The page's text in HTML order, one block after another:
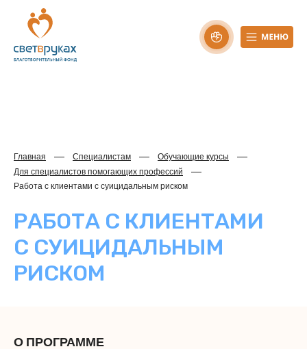
Главная Специалистам
Обучающие курсы
Для специалистов помогающих профессий
Работа с клиентами с суицидальным риском
РАБОТА С КЛИЕНТАМИ
С СУИЦИДАЛЬНЫМ
РИСКОМ
О ПРОГРАММЕ